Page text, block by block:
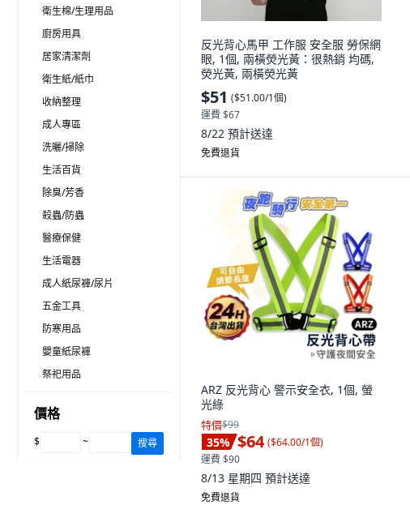
衛生棉/生理用品
廚房用具
居家清潔劑
衛生紙/紙巾
收納整理
成人專區
洗曬/掃除
生活百貨
除臭/芳香
殺蟲/防蟲
醫療保健
生活電器
成人紙尿褲/尿片
五金工具
防寒用品
嬰童紙尿褲
祭祀用品
價格
$ ~ 搜尋
反光背心馬甲 工作服 安全服 勞保網
眼, 1個, 兩橫熒光黃：很熱銷 均碼,
熒光黃, 兩橫熒光黃
$51 ($51.00/1個)
運費 $67
8/22 預計送達
免費退貨
ARZ 反光背心 警示安全衣, 1個, 螢
光綠
特價$99
35% $64 ($64.00/1個)
運費 $90
8/13 星期四 預計送達
免費退貨